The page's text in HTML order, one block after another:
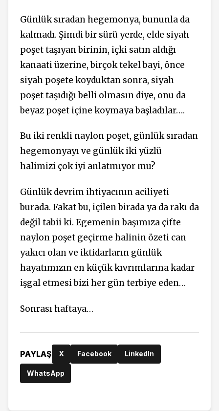
Günlük sıradan hegemonya, bununla da
kalmadı. Şimdi bir sürü yerde, elde siyah
poşet taşıyan birinin, içki satın aldığı
kanaati üzerine, birçok tekel bayi, önce
siyah poşete koyduktan sonra, siyah
poşet taşıdığı belli olmasın diye, onu da
beyaz poşet içine koymaya başladılar….
Bu iki renkli naylon poşet, günlük sıradan
hegemonyayı ve günlük iki yüzlü
halimizi çok iyi anlatmıyor mu?
Günlük devrim ihtiyacının aciliyeti
burada. Fakat bu, içilen birada ya da rakı da
değil tabii ki. Egemenin başımıza çifte
naylon poşet geçirme halinin özeti can
yakıcı olan ve iktidarların günlük
hayatımızın en küçük kıvrımlarına kadar
işgal etmesi bizi her gün terbiye eden…
Sonrası haftaya…
PAYLAŞ X Facebook LinkedIn
WhatsApp